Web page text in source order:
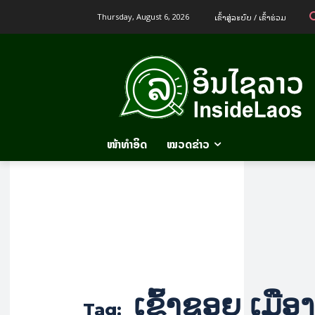
Thursday, August 6, 2026 ເຂົ້າ​ສູ່​ລະ​ບົບ / ເຂົ້າ​ຮ່ວມ
ໜ້າທຳອິດ ໝວດຂ່າວ
Tag: ເຂົ້າຊອຍ ເມືອ